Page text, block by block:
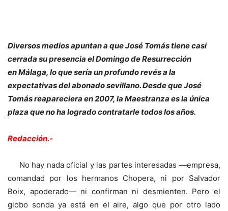
Diversos medios apuntan a que José Tomás tiene casi
cerrada su presencia el Domingo de Resurrección
en Málaga, lo que sería un profundo revés a la
expectativas del abonado sevillano. Desde que José
Tomás reapareciera en 2007, la Maestranza es la única
plaza que no ha logrado contratarle todos los años.
Redacción.-
No hay nada oficial y las partes interesadas —empresa,
comandad por los hermanos Chopera, ni por Salvador
Boix, apoderado— ni confirman ni desmienten. Pero el
globo sonda ya está en el aire, algo que por otro lado